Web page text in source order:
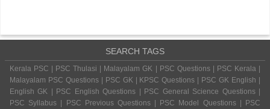
SEARCH TAGS
Kerala PSC | PSC Thulasi | Malayalam GK | PSC Questions | PSC Kerala |
Malayalam PSC Questions | PSC GK | KPSC Questions | PSC GK English |
English GK | PSC English Questions | PSC General Science Questions |
PSC Syllabus | PSC Previous Questions | PSC Model Questions | PSC